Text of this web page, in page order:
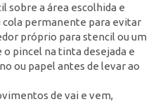
sobre a área escolhida e
cola permanente para evitar
próprio para stencil ou um
o pincel na tinta desejada e
ou papel antes de levar ao
de vai e vem,